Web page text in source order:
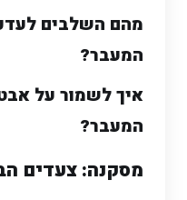
מהם השלבים
המעבר?
איך לשמור על
המעבר?
מסקנה: צעדים